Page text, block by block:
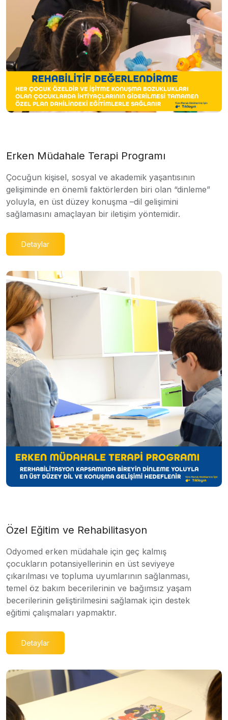
Erken Müdahale Terapi Programı
Çocuğun kişisel, sosyal ve akademik yaşantısının
gelişiminde en önemli faktörlerden biri olan “dinleme”
yoluyla, en üst düzey konuşma –dil gelişimini
sağlamasını amaçlayan bir iletişim yöntemidir.
Detaylar
Özel Eğitim ve Rehabilitasyon
Odyomed erken müdahale için geç kalmış
çocukların potansiyellerinin en üst seviyeye
çıkarılması ve topluma uyumlarının sağlanması,
temel öz bakım becerilerinin ve bağımsız yaşam
becerilerinin geliştirilmesini sağlamak için destek
eğitimi çalışmaları yapmaktır.
Detaylar